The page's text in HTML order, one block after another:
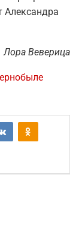
Александра
Лора Веверица